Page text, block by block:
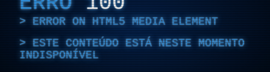
ERROR ON HTML5 MEDIA ELEMENT
ESTE CONTEÚDO ESTÁ NESTE MOMENTO
INDISPONÍVEL